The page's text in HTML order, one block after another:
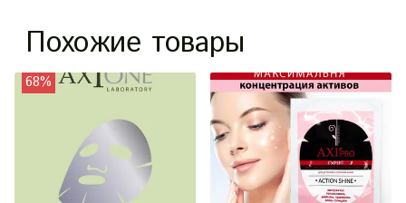
Похожие товары
68%